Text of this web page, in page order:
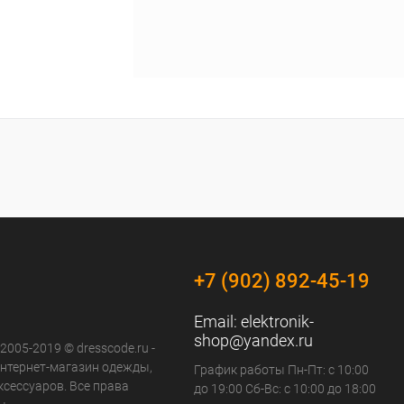
2019 © dresscode.ru -
магазин одежды,
Все права
+7 (902) 892-45-19
Email: elektronik-
shop@yandex.ru
График работы Пн-Пт: с 10:00
до 19:00 Сб-Вс: с 10:00 до 18:00